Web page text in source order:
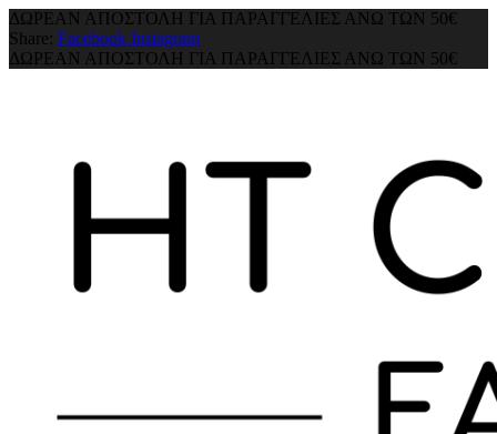
ΔΩΡΕΑΝ ΑΠΟΣΤΟΛΗ ΓΙΑ ΠΑΡΑΓΓΕΛΙΕΣ ΑΝΩ ΤΩΝ 50€
Share: Facebook Instagram
ΔΩΡΕΑΝ ΑΠΟΣΤΟΛΗ ΓΙΑ ΠΑΡΑΓΓΕΛΙΕΣ ΑΝΩ ΤΩΝ 50€